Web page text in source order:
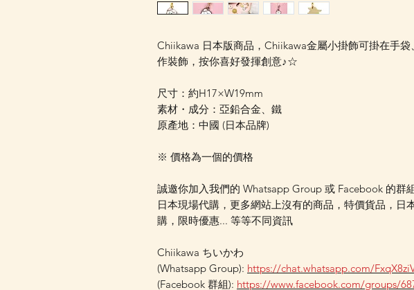
Chiikawa 日本版商品，Chiikawa金屬小掛飾可掛在手
作裝飾，按你喜好發揮創意♪☆
尺寸：約H17×W19mm
素材・成分：亞鉛合金、鐵
原產地：中國 (日本品牌)
※ 價格為一個的價格
誠邀你加入我們的 Whatsapp Group 或 Facebook 的群
日本現場代購，更多網站上沒有的商品，特價貨品，日
購，限時優惠... 等等不同資訊
Chiikawa ちいかわ
(Whatsapp Group): https://chat.whatsapp.com/
(Facebook 群組): https://www.facebook.com/groups/